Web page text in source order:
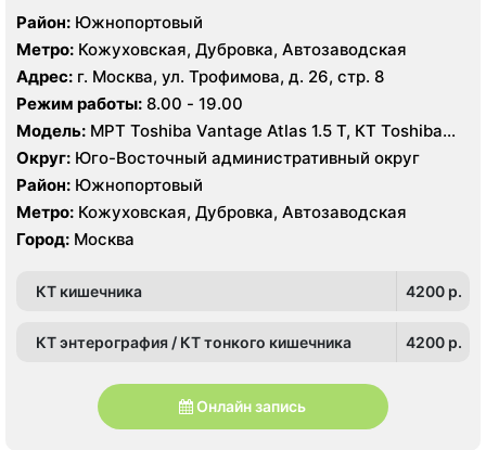
Район: Южнопортовый
Метро: Кожуховская, Дубровка, Автозаводская
Адрес: г. Москва, ул. Трофимова, д. 26, стр. 8
Режим работы: 8.00 - 19.00
Модель: МРТ Toshiba Vantage Atlas 1.5 Т, КТ Toshiba
AQUILION RXL 16 срезов, УЗИ GE Voluson E8, GE Vivid 9
Округ: Юго-Восточный административный округ
Район: Южнопортовый
Метро: Кожуховская, Дубровка, Автозаводская
Город: Москва
КТ кишечника 4200 p.
КТ энтерография / КТ тонкого кишечника 4200 p.
Онлайн запись